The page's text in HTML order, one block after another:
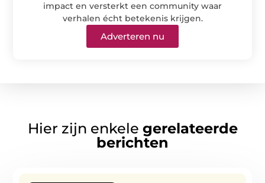
impact en versterkt een community waar
verhalen écht betekenis krijgen.
Adverteren nu
Hier zijn enkele gerelateerde
berichten